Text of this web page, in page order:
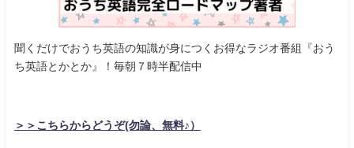
聞くだけでおうち英語の知識が身につくお得なラジオ番組『おう
ち英語とかとか』！毎朝７時半配信中
＞＞こちらからどうぞ(勿論、無料♪）